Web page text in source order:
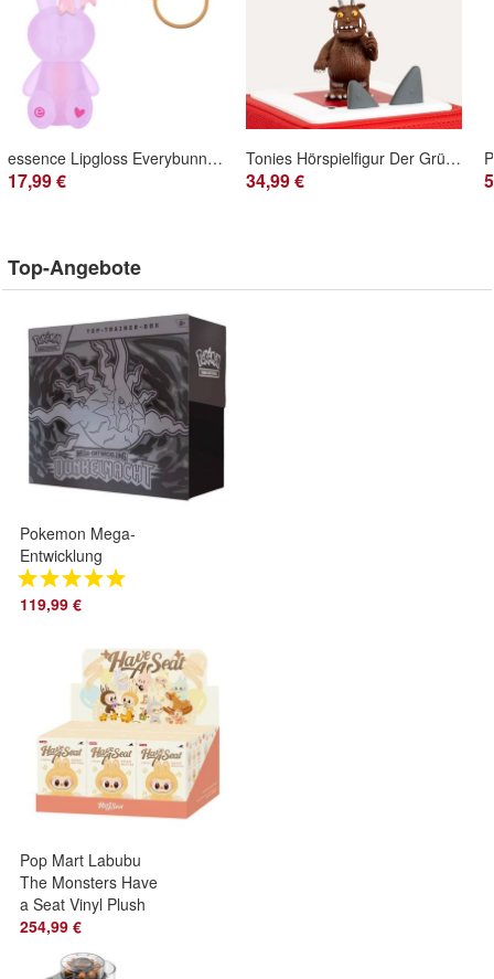
essence Lipgloss Everybunny Needs Somebunny 01 Hop Into Happiness - 1,38 ml
17,99 €
Tonies Hörspielfigur Der Grüffelo
34,99 €
Top-Angebote
Pokemon Mega-
Entwicklung
Dunkelnacht Top
Trainer Box
119,99 €
Pop Mart Labubu
The Monsters Have
a Seat Vinyl Plush
Box Set (6x Singles)
254,99 €